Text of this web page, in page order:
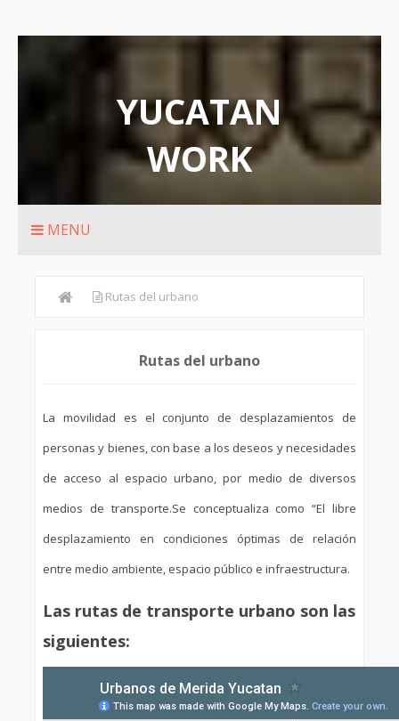
YUCATAN
WORK
Rutas de transporte urbanos de Merida
MENU
Rutas del urbano
Rutas del urbano
La movilidad es el conjunto de desplazamientos de
personas y bienes, con base a los deseos y necesidades
de acceso al espacio urbano, por medio de diversos
medios de transporte.Se conceptualiza como “El libre
desplazamiento en condiciones óptimas de relación
entre medio ambiente, espacio público e infraestructura.
Las rutas de transporte urbano son las
siguientes: